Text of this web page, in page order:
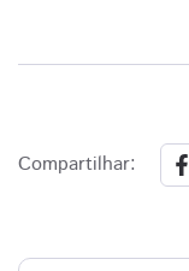
Compartilhar: